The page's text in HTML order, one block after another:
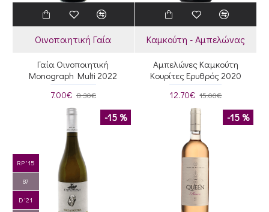
Οινοποιητική Γαία
Γαία Οινοποιητική
Monograph Multi 2022
7.00€ 8.30€
Καμκούτη - Αμπελώνας
Αμπελώνες Καμκούτη
Κουρίτες Ερυθρός 2020
12.70€ 15.00€
RP '15
87
D '21
-15 % -15 %